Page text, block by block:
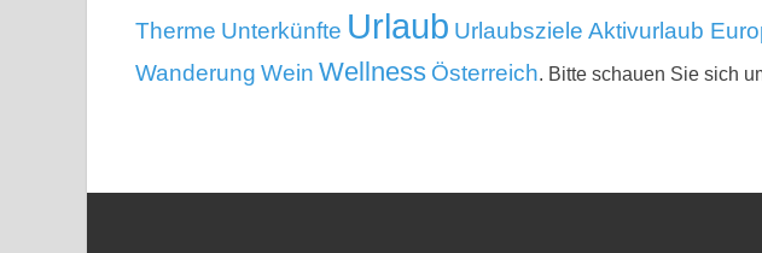
Therme Unterkünfte Urlaub Urlaubsziele Aktivurlaub
Wanderung Wein Wellness Österreich. Bitte schauen Sie sich